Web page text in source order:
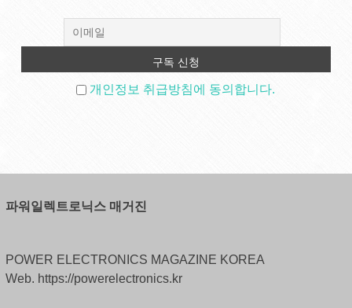
개인정보 취급방침에 동의합니다.
파워일렉트로닉스 매거진
POWER ELECTRONICS MAGAZINE KOREA
Web. https://powerelectronics.kr